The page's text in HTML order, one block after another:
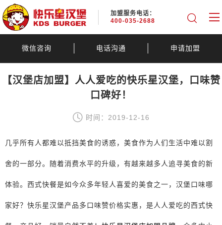
加盟服务电话：
400-035-2688
微信咨询 电话沟通 申请加盟
【汉堡店加盟】人人爱吃的快乐星汉堡，口味赞
口碑好！
时间：2019-12-16
几乎所有人都难以抵挡美食的诱惑，美食作为人们生活中难以割
舍的一部分。随着消费水平的升级，有越来越多人追寻美食的新
体验。西式快餐是如今众多年轻人喜爱的美食之一，汉堡口味哪
家好？快乐星汉堡产品多口味赞价格实惠，是人人爱吃的西式快